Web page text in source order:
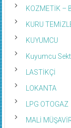
KOZMETİK –
KURU
KUYUMCU
Kuyumcu
LASTİKÇİ
LOKANTA
LPG OTOGAZ
MALİ